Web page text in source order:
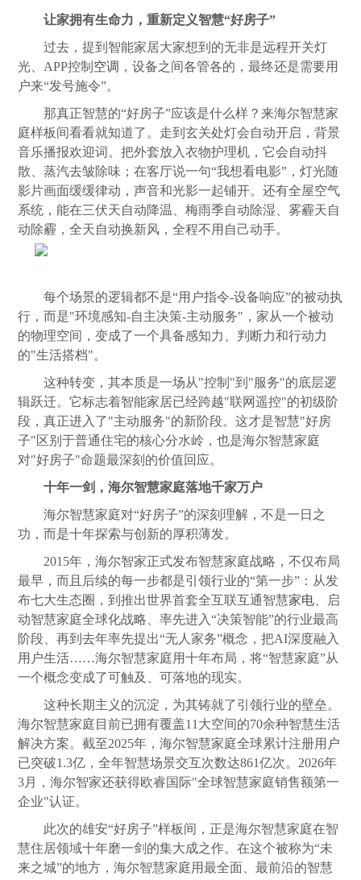
让家拥有生命力，重新定义智慧“好房子”
过去，提到智能家居大家想到的无非是远程开关灯
光、APP控制 空调 ，设备之间各管各的，最终还是需要用
户来“发号施令”。
那真正智慧的“好房子”应该是什么样？来海尔智慧家
庭样板间看看就知道了。走到玄关处灯会自动开启，背景
音乐播报欢迎词。把外套放入衣物护理机，它会自动抖
散、蒸汽去皱除味；在客厅说一句“我想看电影”，灯光随
影片画面缓缓律动，声音和光影一起铺开。还有全屋空气
系统，能在三伏天自动降温、梅雨季自动除湿、雾霾天自
动除霾，全天自动换新风，全程不用自己动手。
每个场景的逻辑都不是“用户指令-设备响应”的被动执
行，而是"环境感知-自主决策-主动服务"，家从一个被动
的物理空间，变成了一个具备感知力、判断力和行动力
的"生活搭档"。
这种转变，其本质是一场从"控制"到"服务"的底层逻
辑跃迁。它标志着智能家居已经跨越"联网遥控"的初级阶
段，真正进入了"主动服务"的新阶段。这才是智慧"好房
子"区别于普通住宅的核心分水岭，也是海尔智慧家庭
对"好房子"命题最深刻的价值回应。
十年一剑，海尔智慧家庭落地千家万户
海尔智慧家庭对“好房子”的深刻理解，不是一日之
功，而是十年探索与创新的厚积薄发。
2015年，海尔智家正式发布智慧家庭战略，不仅布局
最早，而且后续的每一步都是引领行业的“第一步”：从发
布七大生态圈，到推出世界首套全互联互通智慧家电 、启
动智慧家庭全球化战略、率先进入“决策智能”的行业最高
阶段、再到去年率先提出“无人家务”概念，把AI深度融入
用户生活……海尔智慧家庭用十年布局，将“智慧家庭”从
一个概念变成了可触及、可落地的现实。
这种长期主义的沉淀，为其铸就了引领行业的壁垒。
海尔智慧家庭目前已拥有覆盖11大空间的70余种智慧生活
解决方案。截至2025年，海尔智慧家庭全球累计注册用户
已突破1.3亿，全年智慧场景交互次数达861亿次。2026年
3月，海尔智家还获得欧睿国际"全球智慧家庭销售额第一
企业"认证。
此次的雄安“好房子”样板间，正是海尔智慧家庭在智
慧住居领域十年磨一剑的集大成之作。在这个被称为“未
来之城”的地方，海尔智慧家庭用最全面、最前沿的智慧